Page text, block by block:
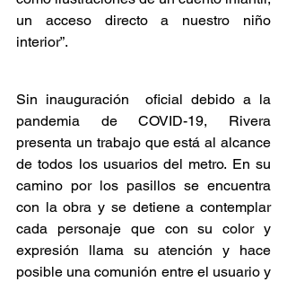
un acceso directo a nuestro niño
interior”.
Sin inauguración  oficial debido a la
pandemia de COVID-19, Rivera
presenta un trabajo que está al alcance
de todos los usuarios del metro. En su
camino por los pasillos se encuentra
con la obra y se detiene a contemplar
cada personaje que con su color y
expresión llama su atención y hace
posible una comunión entre el usuario y